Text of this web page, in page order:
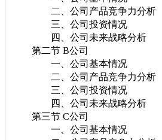
二、公司产品竞争力分析
三、公司投资情况
四、公司未来战略分析
第二节 B公司
一、公司基本情况
二、公司产品竞争力分析
三、公司投资情况
四、公司未来战略分析
第三节 C公司
一、公司基本情况